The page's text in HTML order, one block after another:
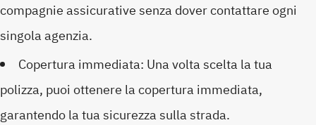
compagnie assicurative senza dover contattare ogni
singola agenzia.
Copertura immediata: Una volta scelta la tua
polizza, puoi ottenere la copertura immediata,
garantendo la tua sicurezza sulla strada.